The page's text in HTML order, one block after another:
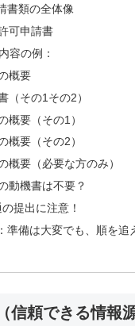
書類の全体像
可申請書
容の例：
概要
（その1その2）
概要（その1）
概要（その2）
概要（必要な方のみ）
動機書は不要？
提出に注意！
準備は大変でも、順を追
信頼できる情報